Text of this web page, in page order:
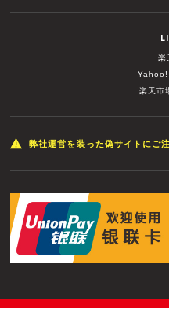
楽
楽天市
弊社運営を装った偽サイトにご